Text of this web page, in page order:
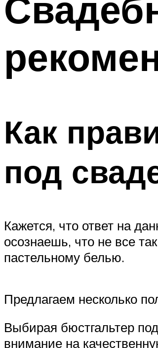
Как
под
Кажется, что ответ на
осознаешь, что не все
пастельному белью.
Предлагаем несколько
Выбирая бюстгальтер
внимание на